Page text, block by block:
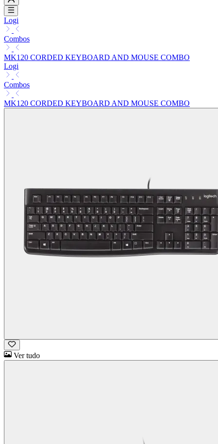
Logi
Combos
MK120 CORDED KEYBOARD AND MOUSE COMBO
Logi
Combos
MK120 CORDED KEYBOARD AND MOUSE COMBO
Ver tudo